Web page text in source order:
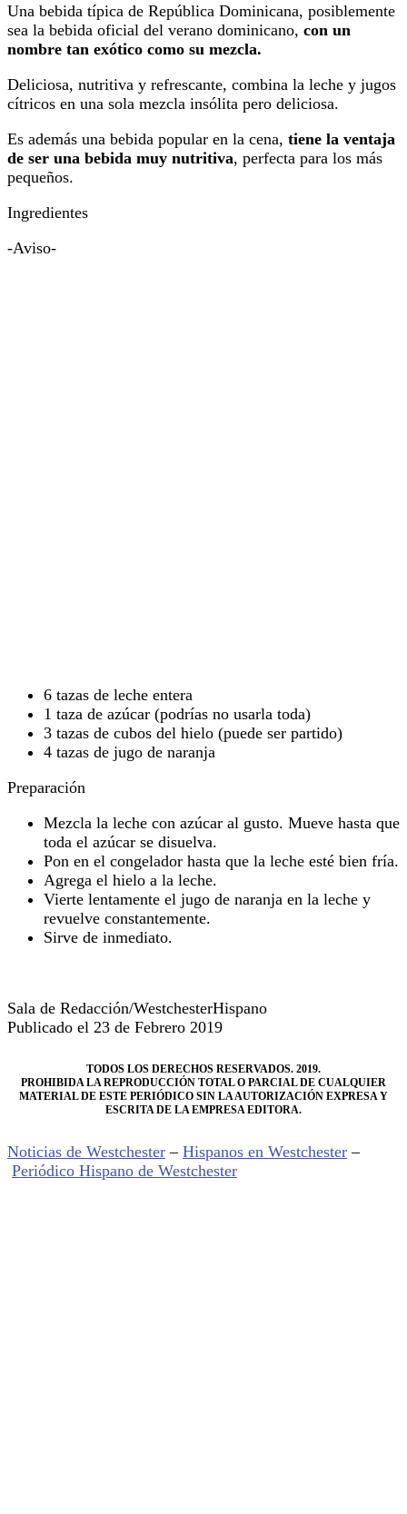
Una bebida típica de República Dominicana, posiblemente
sea la bebida oficial del verano dominicano, con un
nombre tan exótico como su mezcla.
Deliciosa, nutritiva y refrescante, combina la leche y jugos
cítricos en una sola mezcla insólita pero deliciosa.
Es además una bebida popular en la cena, tiene la ventaja
de ser una bebida muy nutritiva, perfecta para los más
pequeños.
Ingredientes
-Aviso-
6 tazas de leche entera
1 taza de azúcar (podrías no usarla toda)
3 tazas de cubos del hielo (puede ser partido)
4 tazas de jugo de naranja
Preparación
Mezcla la leche con azúcar al gusto. Mueve hasta que
toda el azúcar se disuelva.
Pon en el congelador hasta que la leche esté bien fría.
Agrega el hielo a la leche.
Vierte lentamente el jugo de naranja en la leche y
revuelve constantemente.
Sirve de inmediato.
Sala de Redacción/WestchesterHispano
Publicado el 23 de Febrero 2019
TODOS LOS DERECHOS RESERVADOS. 2019.
PROHIBIDA LA REPRODUCCIÓN TOTAL O PARCIAL DE CUALQUIER
MATERIAL DE ESTE PERIÓDICO SIN LA AUTORIZACIÓN EXPRESA Y
ESCRITA DE LA EMPRESA EDITORA.
Noticias de Westchester – Hispanos en Westchester –
Periódico Hispano de Westchester